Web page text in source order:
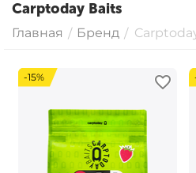
Carptoday Baits
Главная / Бренд /
-15%